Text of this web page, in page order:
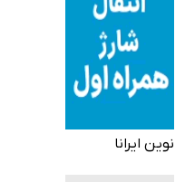
نوین ایرانا